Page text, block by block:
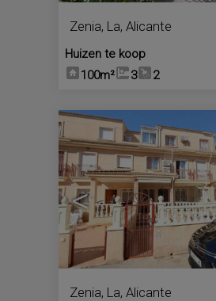
Zenia, La, Alicante
Huizen te koop
100m²
3 2
<
Zenia, La, Alicante